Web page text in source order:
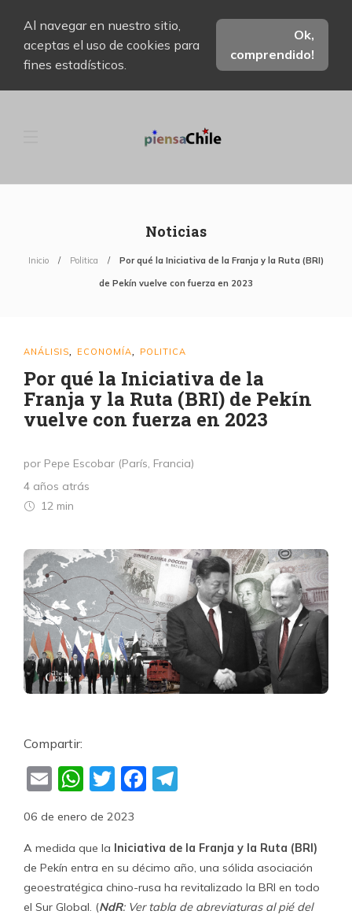
Al navegar en nuestro sitio,
aceptas el uso de cookies para
fines estadísticos.
Ok,
comprendido!
Noticias
Inicio Politica Por qué la Iniciativa de la Franja y la Ruta (BRI)
de Pekín vuelve con fuerza en 2023
ANÁLISIS ECONOMÍA POLITICA
Por qué la Iniciativa de la
Franja y la Ruta (BRI) de Pekín
vuelve con fuerza en 2023
por Pepe Escobar (París, Francia)
4 años atrás
12 min
Compartir:
EmailWhatsApp
TwitterFacebook
06 de enero de 2023
A medida que la Iniciativa de la Franja y la Ruta (BRI)
de Pekín entra en su décimo año, una sólida asociación
geoestratégica chino-rusa ha revitalizado la BRI en todo
el Sur Global. (NdR: Ver tabla de abreviaturas al pié del